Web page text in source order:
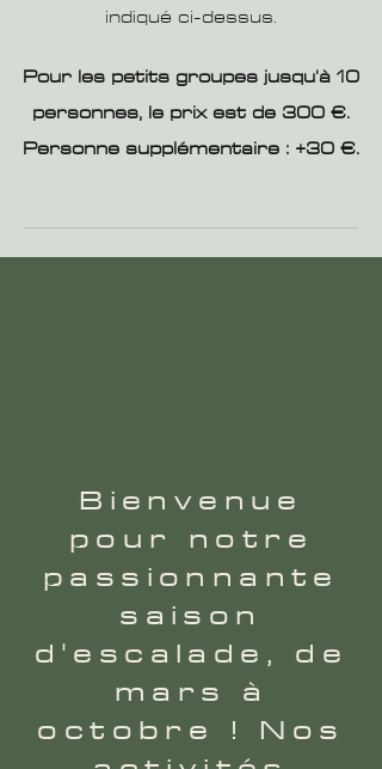
indiqué ci-dessus.
Pour les petits groupes jusqu'à 10
personnes, le prix est de 300 €.
Personne supplémentaire : +30 €.
Bienvenue
pour notre
passionnante
saison
d'escalade, de
mars à
octobre ! Nos